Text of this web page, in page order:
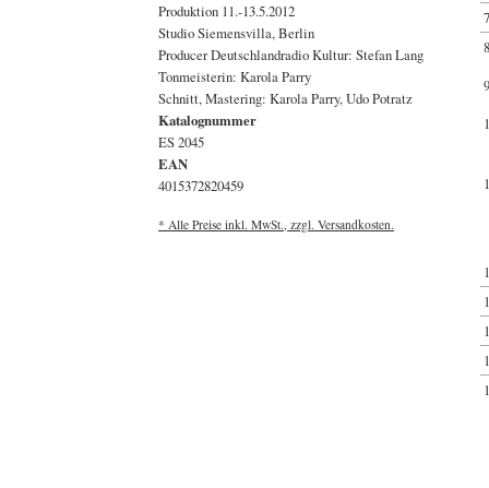
Produktion 11.-13.5.2012
Studio Siemensvilla, Berlin
Producer Deutschlandradio Kultur: Stefan Lang
Tonmeisterin: Karola Parry
Schnitt, Mastering: Karola Parry, Udo Potratz
Katalognummer
ES 2045
EAN
4015372820459
* Alle Preise inkl. MwSt., zzgl. Versandkosten.
7
8
9